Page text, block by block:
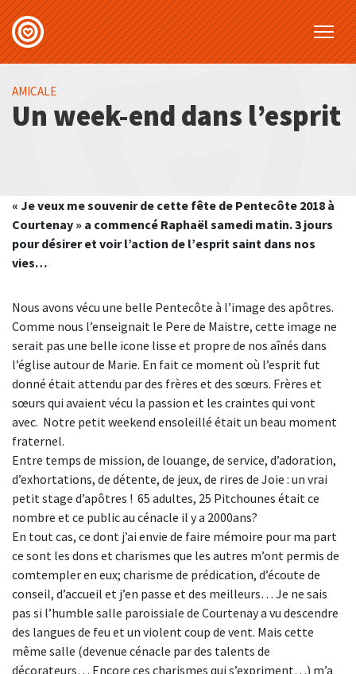
AMICALE
Un week-end dans l’esprit
« Je veux me souvenir de cette fête de Pentecôte 2018 à
Courtenay » a commencé Raphaël samedi matin. 3 jours
pour désirer et voir l’action de l’esprit saint dans nos
vies…
Nous avons vécu une belle Pentecôte à l’image des apôtres.
Comme nous l’enseignait le Pere de Maistre, cette image ne
serait pas une belle icone lisse et propre de nos aînés dans
l’église autour de Marie. En fait ce moment où l’esprit fut
donné était attendu par des frères et des sœurs. Frères et
sœurs qui avaient vécu la passion et les craintes qui vont
avec. Notre petit weekend ensoleillé était un beau moment
fraternel.
Entre temps de mission, de louange, de service, d’adoration,
d’exhortations, de détente, de jeux, de rires de Joie : un vrai
petit stage d’apôtres ! 65 adultes, 25 Pitchounes était ce
nombre et ce public au cénacle il y a 2000ans?
En tout cas, ce dont j’ai envie de faire mémoire pour ma part
ce sont les dons et charismes que les autres m’ont permis de
comtempler en eux; charisme de prédication, d’écoute de
conseil, d’accueil et j’en passe et des meilleurs… Je ne sais
pas si l’humble salle paroissiale de Courtenay a vu descendre
des langues de feu et un violent coup de vent. Mais cette
même salle (devenue cénacle par des talents de
décorateurs… Encore ces charismes qui s’expriment…) m’a